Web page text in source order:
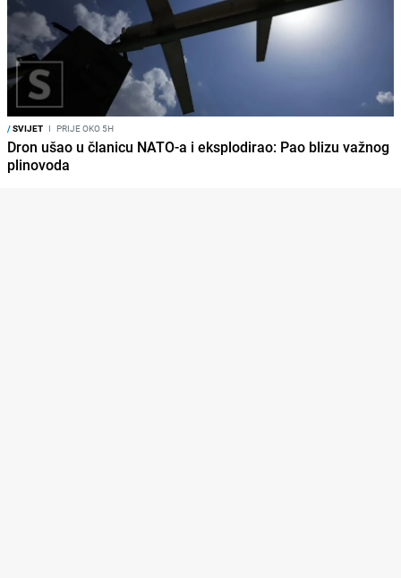
/SVIJET I PRIJE OKO 5H
Dron ušao u članicu NATO-a i eksplodirao: Pao blizu važnog
plinovoda